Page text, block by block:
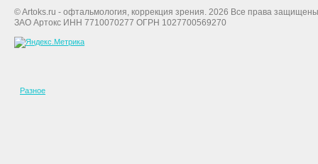
© Artoks.ru - офтальмология, коррекция зрения. 2026 Все права
ЗАО Артокс ИНН 7710070277 ОГРН 1027700569270
Разное